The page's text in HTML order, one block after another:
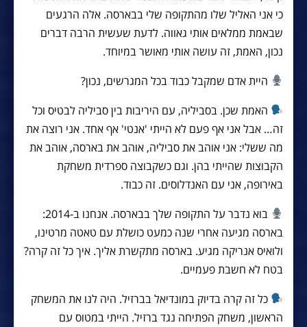
כי אני האליל שלו מהתקופה שלי בבארסה. אלה הרגעים
שבאמת ממלאים אותי גאווה. לדעת שעשית הרבה דברים
נכון, האמת, זה עושה אותי מאושר במיוחד.
היית אדם שמקבל כבוד בכל המגרשים, נכון?
האמת שכן. בסביליה, עם היריבות בין סביליה לבטיס וכל
זה… אבל אני אף פעם לא הייתי 'אנטי' אף אחד. אני רוצה את
מה ששלי: אני אוהב את סביליה, אוהב את בארסה, אוהב את
הקבוצות שהייתי בהן. וגם כשקבוצה ספרדית משחקת
באירופה, אני עם האנדלוסים. זה כבוד.
בוא נדבר על התקופה שלך בבארסה. אנחנו ב-2014:
בארסה מגיעה אחרי שנה כמעט כושלת עם טאטה מרטינו,
ולואיס אנריקה מגיע. בארסה מתקשרת אליך. איך כל זה קרה?
בטח לא חשבת פעמיים.
כל זה קרה בדיוק במונדיאל בברזיל. היה לנו את המשחק
הראשון, משחק הפתיחה נגד ברזיל. הייתי במטוס עם